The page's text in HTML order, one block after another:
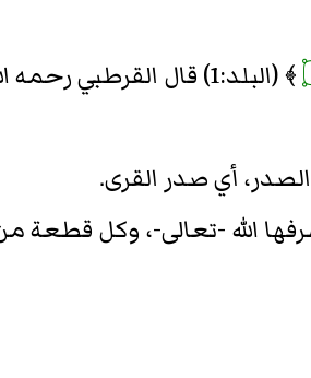
﴾ (البلد:1) قال القرطبي رحمه الله: أجمعوا على أن البلد مكة.
الصدر، أي صدر القرى.
شرفها الله -تعالى-، وكل